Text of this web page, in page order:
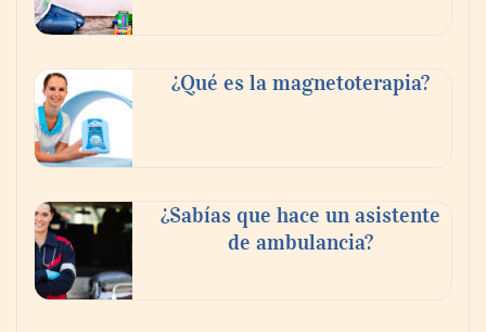
buscan proyectar talento mexicano y
fortalecer el turismo médico
¿Qué es la magnetoterapia?
¿Sabías que hace un asistente
de ambulancia?